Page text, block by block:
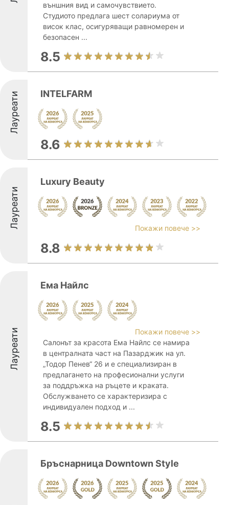
външния вид и самочувствието.
Студиото предлага шест солариума от
висок клас, осигуряващи равномерен и
безопасен ...
8.5
Лауреати INTELFARM
8.6
Лауреати
Luxury Beauty
Покажи повече >>
8.8
Лауреати
Ема Найлс
Покажи повече >>
Салонът за красота Ема Найлс се намира
в централната част на Пазарджик на ул.
„Тодор Пенев“ 26 и е специализиран в
предлагането на професионални услуги
за поддръжка на ръцете и краката.
Обслужването се характеризира с
индивидуален подход и ...
8.5
Бръснарница Downtown Style